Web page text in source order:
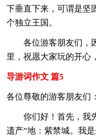
下垂直下来，可谓是坚
个独立王国。
各位游客朋友们，
里，祝愿大家玩的开心
导游词作文 篇5
各位尊敬的游客朋友们：
你们好！首先，我先
遗产”地：紫禁城。我